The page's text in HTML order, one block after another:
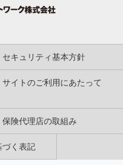
セキュリティ基本方針
サイトのご利用にあたって
保険代理店の取組み
づく表記